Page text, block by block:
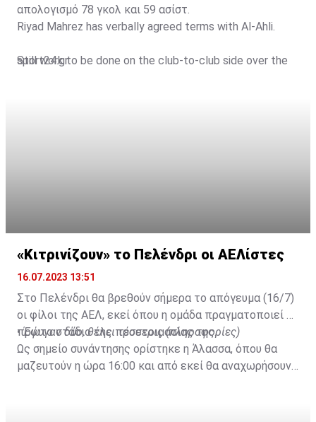
απολογισμό 78 γκολ και 59 ασίστ.
Riyad Mahrez has verbally agreed terms with Al-Ahli.
Still work to be done on the club-to-club side over the
sport24.gr
«Κιτρινίζουν» το Πελένδρι οι ΑΕΛίστες
16.07.2023 13:51
Στο Πελένδρι θα βρεθούν σήμερα το απόγευμα (16/7)
οι φίλοι της ΑΕΛ, εκεί όπου η ομάδα πραγματοποιεί το
πρώτο στάδιο της προετοιμασίας της.
•Έφυγαν δύο, θέλει τέσσερις (πληροφορίες)
Ως σημείο συνάντησης ορίστηκε η Άλασσα, όπου θα
μαζευτούν η ώρα 16:00 και από εκεί θα αναχωρήσουν